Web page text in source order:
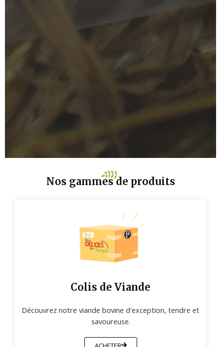
Nos gammes de produits
Colis de Viande
Découvrez notre viande bovine d'exception, tendre et
savoureuse.